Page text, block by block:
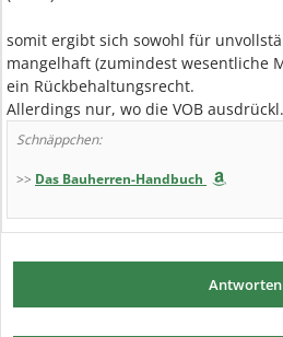
somit ergibt sich sowohl für
mangelhaft (zumindest wesentliche
ein Rückbehaltungsrecht.
Allerdings nur, wo die VOB
Schnäppchen:
>> Das Bauherren-Handbuch
Antworten